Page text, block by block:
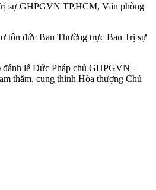
sự GHPGVN TP.HCM, Văn phòng
tôn đức Ban Thường trực Ban Trị sự
đảnh lễ Đức Pháp chủ GHPGVN -
thăm, cung thỉnh Hòa thượng Chủ